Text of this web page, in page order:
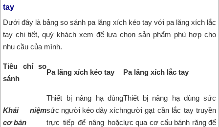
tay
Dưới đây là bảng so sánh pa lăng xích kéo tay với pa lăng xích lắc
tay chi tiết, quý khách xem để lựa chọn sản phẩm phù hợp cho
nhu cầu của mình.
Tiêu chí so
sánh
Pa lăng xích kéo tay Pa lăng xích lắc tay
Khái niệm
cơ bản
Thiết bị nâng hạ dùng
sức người kéo dây xích
trực tiếp để nâng hoặc
Thiết bị nâng hạ dùng sức
người gạt cần lắc tay truyền
lực qua cơ cấu bánh răng để